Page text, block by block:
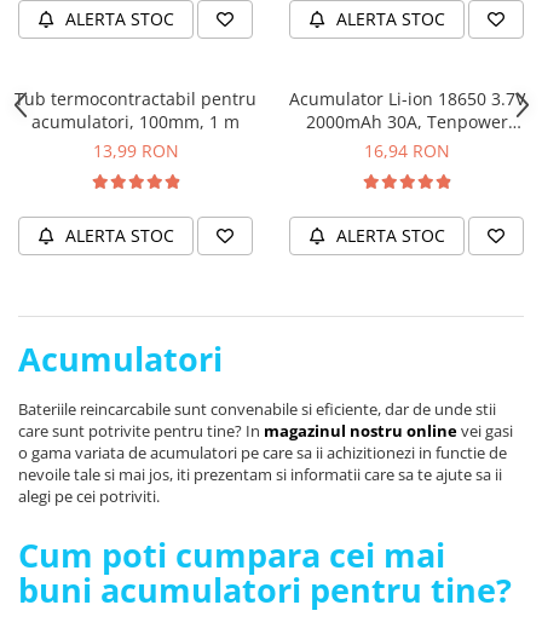
ALERTA STOC ALERTA STOC
Tub termocontractabil pentru
acumulatori, 100mm, 1 m
13,99 RON
ALERTA STOC
Acumulator Li-ion 18650 3.7V
2000mAh 30A, Tenpower
ICR18650-20SG
16,94 RON
ALERTA STOC
Acumulatori
Bateriile reincarcabile sunt convenabile si eficiente, dar de unde stii
care sunt potrivite pentru tine? In magazinul nostru onlinevei gasi
o gama variata de acumulatori pe care sa ii achizitionezi in functie de
nevoile tale si mai jos, iti prezentam si informatii care sa te ajute sa ii
alegi pe cei potriviti.
Cum poti cumpara cei mai
buni acumulatori pentru tine?